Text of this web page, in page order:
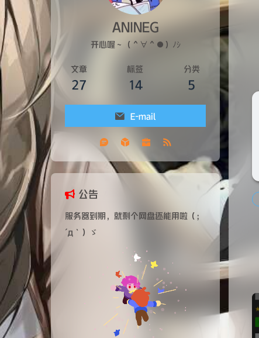
ANINEG
开心喔～（＾∀＾●）ﾉｼ
文章
27
标签
14
分类
5
E-mail
公告
服务器到期，就剩个网盘还能用啦（；
´д｀）ゞ